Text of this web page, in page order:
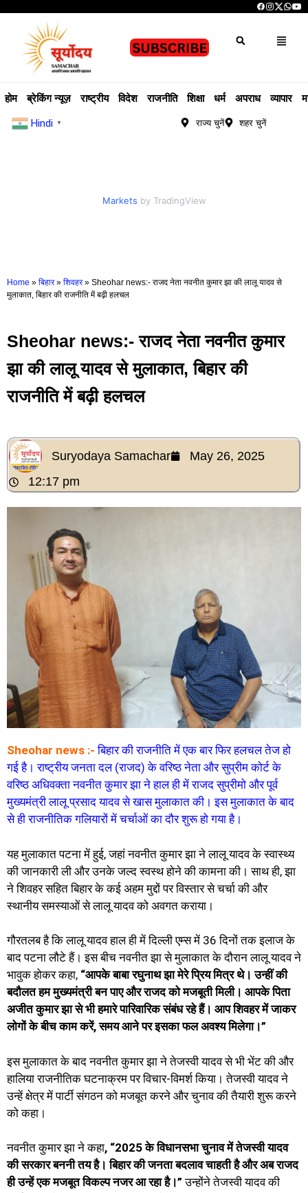
होम ब्रेकिंग न्यूज़ राष्ट्रीय विदेश राजनीति शिक्षा धर्म अपराध व्यापार
Hindi ▼ राज्य चुनें शहर चुनें
Markets by TradingView
Home » बिहार » शिवहर » Sheohar news:- राजद नेता नवनीत कुमार झा की लालू यादव से
मुलाकात, बिहार की राजनीति में बढ़ी हलचल
Sheohar news:- राजद नेता नवनीत कुमार
झा की लालू यादव से मुलाकात, बिहार की
राजनीति में बढ़ी हलचल
Suryodaya Samachar
May 26, 2025
12:17 pm
Sheohar news :- बिहार की राजनीति में एक बार फिर हलचल तेज हो
गई है। राष्ट्रीय जनता दल (राजद) के वरिष्ठ नेता और सुप्रीम कोर्ट के
वरिष्ठ अधिवक्ता नवनीत कुमार झा ने हाल ही में राजद सुप्रीमो और पूर्व
मुख्यमंत्री लालू प्रसाद यादव से खास मुलाकात की। इस मुलाकात के बाद
से ही राजनीतिक गलियारों में चर्चाओं का दौर शुरू हो गया है।
यह मुलाकात पटना में हुई, जहां नवनीत कुमार झा ने लालू यादव के स्वास्थ्य
की जानकारी ली और उनके जल्द स्वस्थ होने की कामना की। साथ ही, झा
ने शिवहर सहित बिहार के कई अहम मुद्दों पर विस्तार से चर्चा की और
स्थानीय समस्याओं से लालू यादव को अवगत कराया।
गौरतलब है कि लालू यादव हाल ही में दिल्ली एम्स में 36 दिनों तक इलाज के
बाद पटना लौटे हैं। इस बीच नवनीत झा से मुलाकात के दौरान लालू यादव ने
भावुक होकर कहा, “आपके बाबा रघुनाथ झा मेरे प्रिय मित्र थे। उन्हीं की
बदौलत हम मुख्यमंत्री बन पाए और राजद को मजबूती मिली। आपके पिता
अजीत कुमार झा से भी हमारे पारिवारिक संबंध रहे हैं। आप शिवहर में जाकर
लोगों के बीच काम करें, समय आने पर इसका फल अवश्य मिलेगा।”
इस मुलाकात के बाद नवनीत कुमार झा ने तेजस्वी यादव से भी भेंट की और
हालिया राजनीतिक घटनाक्रम पर विचार-विमर्श किया। तेजस्वी यादव ने
उन्हें क्षेत्र में पार्टी संगठन को मजबूत करने और चुनाव की तैयारी शुरू करने
को कहा।
नवनीत कुमार झा ने कहा, “2025 के विधानसभा चुनाव में तेजस्वी यादव
की सरकार बननी तय है। बिहार की जनता बदलाव चाहती है और अब राजद
ही उन्हें एक मजबूत विकल्प नजर आ रहा है।” उन्होंने तेजस्वी यादव की